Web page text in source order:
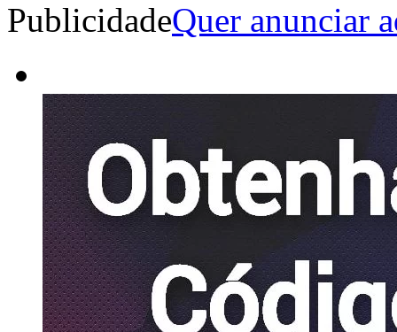
PublicidadeQuer anunciar